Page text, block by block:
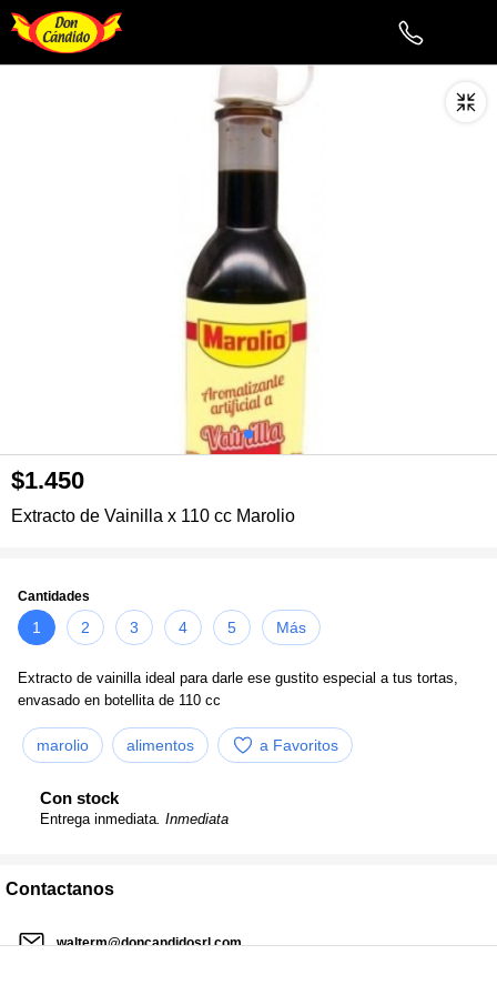
$1.450
Extracto de Vainilla x 110 cc Marolio
Cantidades
1 2 3 4 5 Más
Extracto de vainilla ideal para darle ese gustito especial a tus tortas,
envasado en botellita de 110 cc
marolio alimentos a Favoritos
Con stock
Entrega inmediata . Inmediata
Contactanos
walterm@doncandidosrl.com